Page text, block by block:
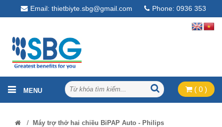
Email: thietbiyte.sbg@gmail.com Phone: 0936 353
( 0 )
/ Máy trợ thở hai chiều BiPAP Auto - Philips